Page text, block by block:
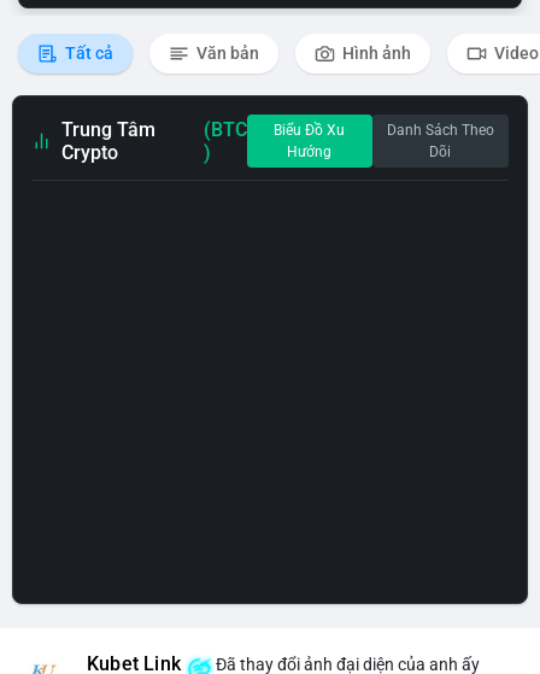
Tất cả Văn bản Hình ảnh Video
Trung Tâm
Crypto
(BTC
)
Biểu Đồ Xu
Hướng
Danh Sách Theo
Dõi
Kubet Link Đã thay đổi ảnh đại diện của anh ấy